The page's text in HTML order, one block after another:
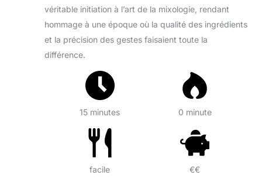
véritable initiation à l’art de la mixologie, rendant
hommage à une époque où la qualité des ingrédients
et la précision des gestes faisaient toute la
différence.
15 minutes 0 minute
facile €€